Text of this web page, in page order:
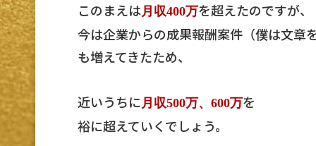
このまえは月収400万を超えたのですが、
今は企業からの成果報酬案件（僕は文章
も増えてきたため、
近いうちに月収500万、600万を
裕に超えていくでしょう。